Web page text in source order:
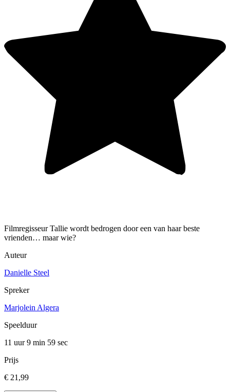
Filmregisseur Tallie wordt bedrogen door een van haar beste
vrienden… maar wie?
Auteur
Danielle Steel
Spreker
Marjolein Algera
Speelduur
11 uur 9 min 59 sec
Prijs
€ 21,99